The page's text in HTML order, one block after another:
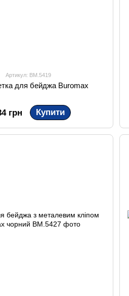
Артикул: BM.5419
для бейджа Buromax
грн Купити